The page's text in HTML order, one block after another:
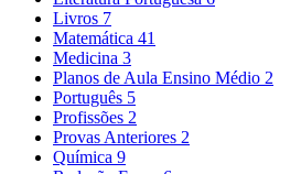
Livros 7
Matemática 41
Medicina 3
Planos de Aula Ensino Médio 2
Português 5
Profissões 2
Provas Anteriores 2
Química 9